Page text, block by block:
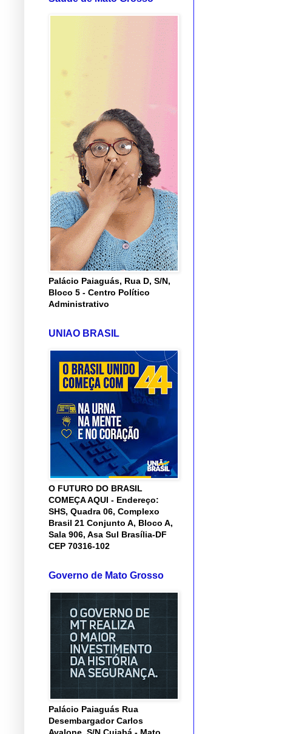
Palácio Paiaguás, Rua D, S/N,
Bloco 5 - Centro Político
Administrativo
UNIAO BRASIL
O FUTURO DO BRASIL
COMEÇA AQUI - Endereço:
SHS, Quadra 06, Complexo
Brasil 21 Conjunto A, Bloco A,
Sala 906, Asa Sul Brasília-DF
CEP 70316-102
Governo de Mato Grosso
Palácio Paiaguás Rua
Desembargador Carlos
Avalone, S/N Cuiabá - Mato